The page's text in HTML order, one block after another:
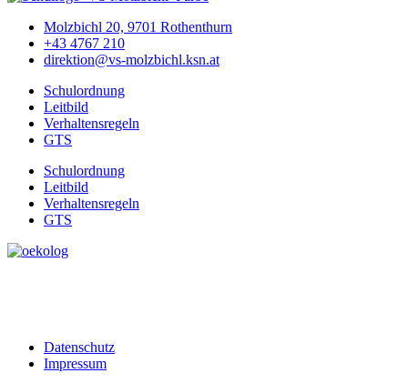
Molzbichl 20, 9701 Rothenthurn
+43 4767 210
direktion@vs-molzbichl.ksn.at
Schulordnung
Leitbild
Verhaltensregeln
GTS
Schulordnung
Leitbild
Verhaltensregeln
GTS
Datenschutz
Impressum